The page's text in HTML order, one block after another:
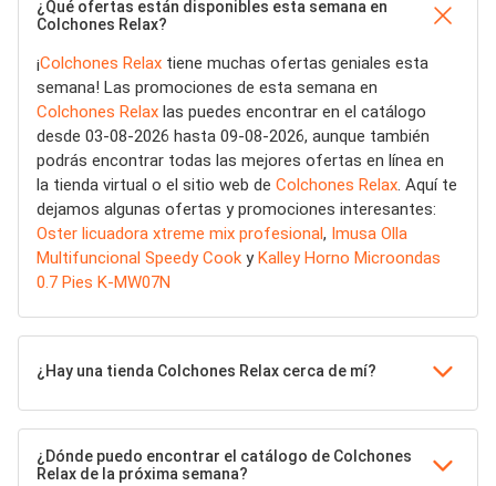
¿Qué ofertas están disponibles esta semana en
Colchones Relax?
¡Colchones Relax tiene muchas ofertas geniales esta
semana! Las promociones de esta semana en
Colchones Relax las puedes encontrar en el catálogo
desde 03-08-2026 hasta 09-08-2026, aunque también
podrás encontrar todas las mejores ofertas en línea en
la tienda virtual o el sitio web de Colchones Relax. Aquí te
dejamos algunas ofertas y promociones interesantes:
Oster licuadora xtreme mix profesional, Imusa Olla
Multifuncional Speedy Cook yKalley Horno Microondas
0.7 Pies K-MW07N
¿Hay una tienda Colchones Relax cerca de mí?
¿Dónde puedo encontrar el catálogo de Colchones
Relax de la próxima semana?